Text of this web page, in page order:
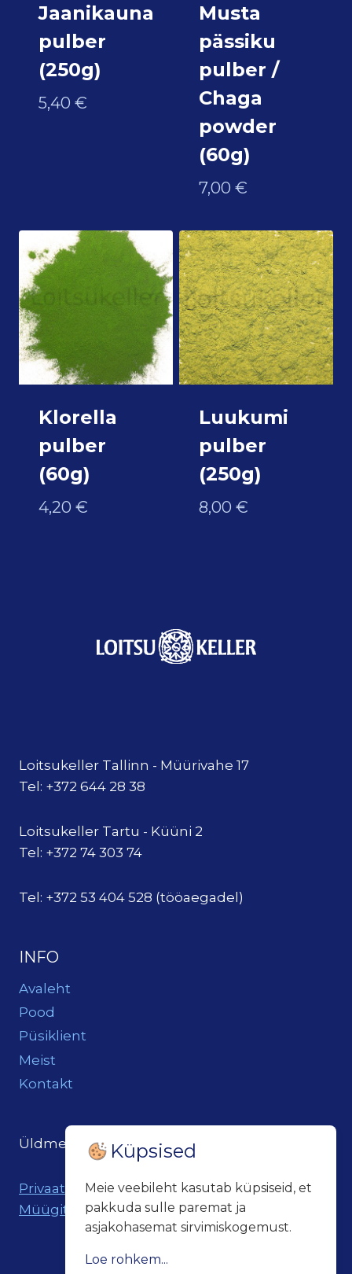
Jaanikauna
pulber
(250g)
5,40 €
Musta
pässiku
pulber /
Chaga
powder
(60g)
7,00 €
Klorella
pulber
(60g)
4,20 €
Luukumi
pulber
(250g)
8,00 €
Loitsukeller Tallinn - Müürivahe 17
Tel: +372 644 28 38
Loitsukeller Tartu - Küüni 2
Tel: +372 74 303 74
Tel: +372 53 404 528 (tööaegadel)
INFO
Avaleht
Pood
Püsiklient
Meist
Kontakt
Üldmeil: loits@loitsukeller.ee
Privaatsuspoliitika
Müügitingimused
Küpsised
Meie veebileht kasutab küpsiseid, et
pakkuda sulle paremat ja
asjakohasemat sirvimiskogemust.
Loe rohkem...